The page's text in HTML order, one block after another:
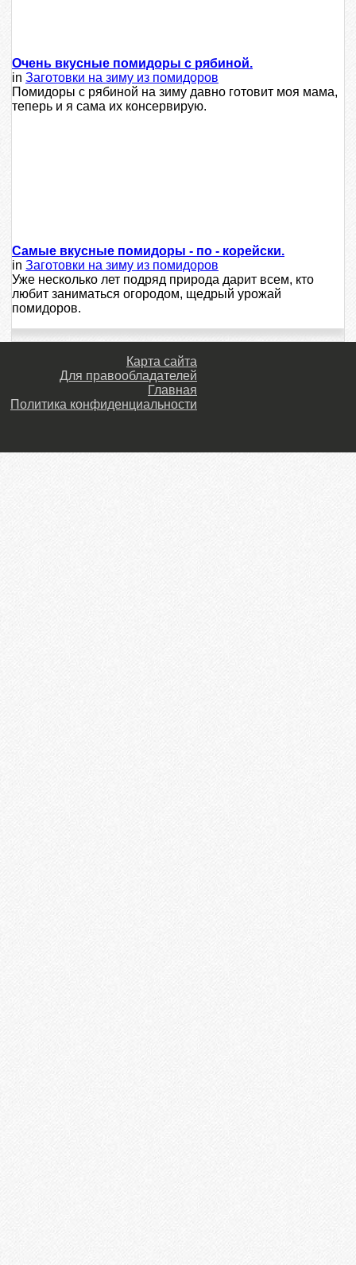
Очень вкусные помидоры с рябиной.
in Заготовки на зиму из помидоров
Помидоры с рябиной на зиму давно готовит моя мама,
теперь и я сама их консервирую.
Самые вкусные помидоры - по - корейски.
in Заготовки на зиму из помидоров
Уже несколько лет подряд природа дарит всем, кто
любит заниматься огородом, щедрый урожай
помидоров.
Карта сайта
Для правообладателей
Главная
Политика конфиденциальности